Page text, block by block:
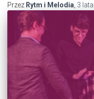
Przez Rytm i Melodia 3 lata